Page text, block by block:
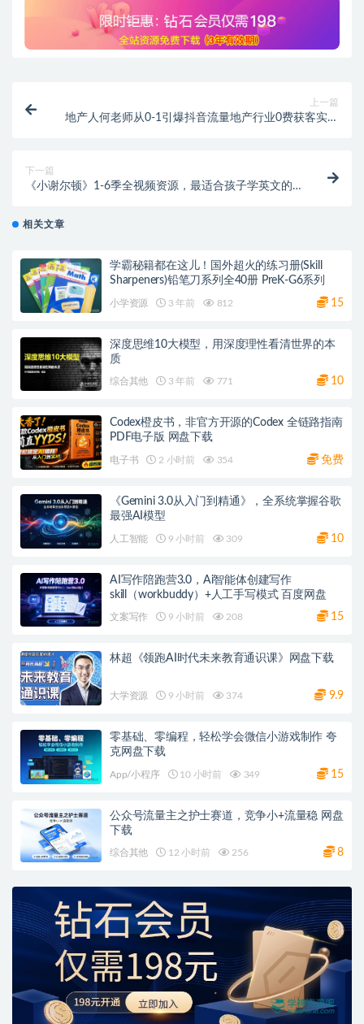
上一篇
地产人何老师从0-1引爆抖音流量地产行业0费获客实操
下一篇
《小谢尔顿》1-6季全视频资源，最适合孩子学英文的
相关文章
学霸秘籍都在这儿！国外超火的练习册(Skill
Sharpeners)铅笔刀系列全40册 PreK-G6系列
小学资源 3 年前 812 15
深度思维10大模型，用深度理性看清世界的本
质
综合其他 3 年前 771 10
Codex橙皮书，非官方开源的Codex 全链路指南
PDF电子版 网盘下载
电子书 2 小时前 354 免费
《Gemini 3.0从入门到精通》，全系统掌握谷歌
最强AI模型
人工智能 9 小时前 309 10
AI写作陪跑营3.0，Ai智能体创建写作
skill（workbuddy）+人工手写模式 百度网盘
文案写作 9 小时前 208 15
林超《领跑AI时代未来教育通识课》网盘下载
大学资源 9 小时前 374 9.9
零基础、零编程，轻松学会微信小游戏制作 夸
克网盘下载
App/小程序 10 小时前 349 15
公众号流量主之护士赛道，竞争小+流量稳 网盘
下载
综合其他 12 小时前 256 8